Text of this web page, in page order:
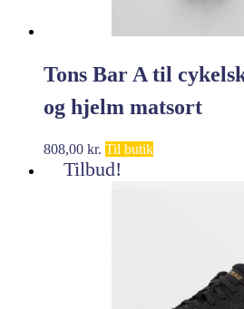
Tons Bar A til
og hjelm matsort
808,00 kr. Til butik
Tilbud!